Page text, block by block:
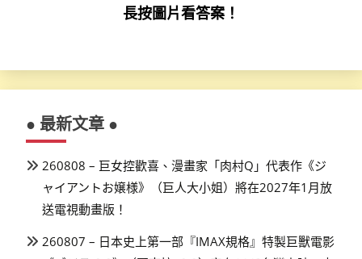
長按圖片看答案！
● 最新文章 ●
260808 – 巨女控歡喜、漫畫家「肉村Q」代表作《ジ
ャイアントお嬢様》（巨人大小姐）將在2027年1月放
送電視動畫版！
260807 – 日本史上第一部『IMAX規格』特製巨獸電影